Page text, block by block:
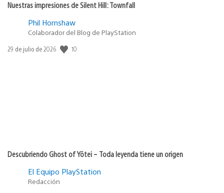
Nuestras impresiones de Silent Hill: Townfall
Phil Hornshaw
Colaborador del Blog de PlayStation
Fecha
29 de julio de 2026 10
Descubriendo Ghost of Yōtei – Toda leyenda tiene un origen
El Equipo PlayStation
Redacción